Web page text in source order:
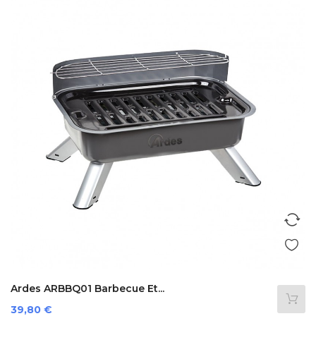
Ardes ARBBQ01 Barbecue Et...
Prix
39,80 €